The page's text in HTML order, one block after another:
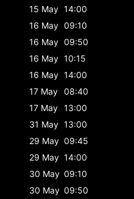
15 May 14:00
16 May 09:10
16 May 09:50
16 May 10:15
16 May 14:00
17 May 08:40
17 May 13:00
31 May 13:00
29 May 09:45
29 May 14:00
30 May 09:10
30 May 09:50